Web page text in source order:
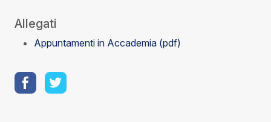
Allegati
Appuntamenti in Accademia (pdf)